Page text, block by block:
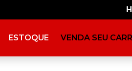
ESTOQUE VENDA SEU